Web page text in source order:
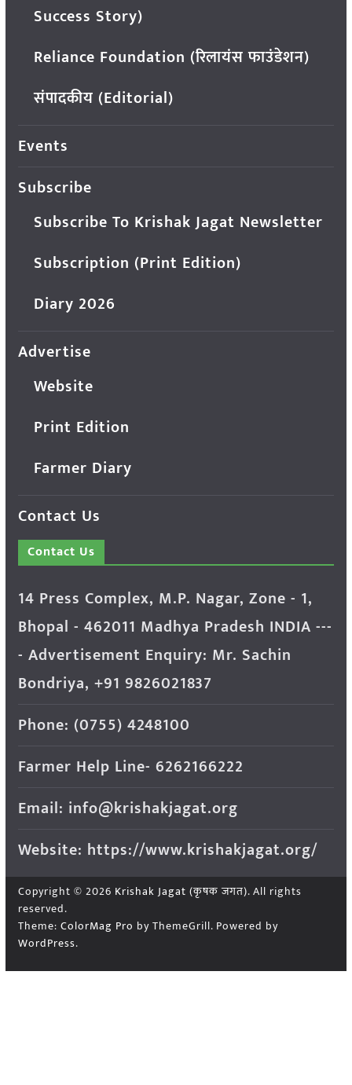
Success Story)
Reliance Foundation (रिलायंस फाउंडेशन)
संपादकीय (Editorial)
Events
Subscribe
Subscribe To Krishak Jagat Newsletter
Subscription (Print Edition)
Diary 2026
Advertise
Website
Print Edition
Farmer Diary
Contact Us
Contact Us
14 Press Complex, M.P. Nagar, Zone - 1,
Bhopal - 462011 Madhya Pradesh INDIA ---
- Advertisement Enquiry: Mr. Sachin
Bondriya, +91 9826021837
Phone: (0755) 4248100
Farmer Help Line- 6262166222
Email: info@krishakjagat.org
Website: https://www.krishakjagat.org/
Copyright © 2026 Krishak Jagat (कृषक जगत). All rights
reserved.
Theme: ColorMag Pro by ThemeGrill. Powered by
WordPress.